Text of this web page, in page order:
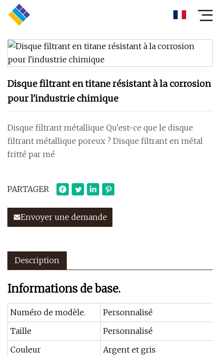
Disque filtrant en titane résistant à la corrosion
pour l'industrie chimique
Disque filtrant métallique Qu'est-ce que le disque
filtrant métallique poreux ? Disque filtrant en métal
fritté par mé
PARTAGER
Envoyer une demande
Description
Informations de base.
Numéro de modèle.
Personnalisé
Taille
Personnalisé
Couleur
Argent et gris